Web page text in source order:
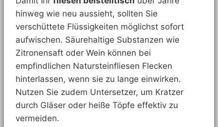
hinweg wie neu aussieht, sollten Sie
verschüttete Flüssigkeiten möglichst sofort
aufwischen. Säurehaltige Substanzen wie
Zitronensaft oder Wein können bei
empfindlichen Natursteinfliesen Flecken
hinterlassen, wenn sie zu lange einwirken.
Nutzen Sie zudem Untersetzer, um Kratzer
durch Gläser oder heiße Töpfe effektiv zu
vermeiden.